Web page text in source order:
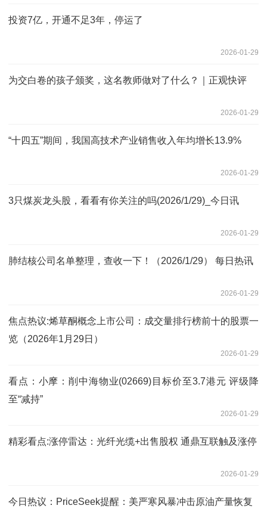
投资7亿，开通不足3年，停运了
2026-01-29
为交白卷的孩子颁奖，这名教师做对了什么？｜正观快评
2026-01-29
“十四五”期间，我国高技术产业销售收入年均增长13.9%
2026-01-29
3只煤炭龙头股，看看有你关注的吗(2026/1/29)_今日讯
2026-01-29
肺结核公司名单整理，查收一下！（2026/1/29） 每日热讯
2026-01-29
焦点热议:烯草酮概念上市公司：成交量排行榜前十的股票一
览（2026年1月29日）
2026-01-29
看点：小摩：削中海物业(02669)目标价至3.7港元 评级降
至“减持”
2026-01-29
精彩看点:涨停雷达：光纤光缆+出售股权 通鼎互联触及涨停
2026-01-29
今日热议：PriceSeek提醒：美严寒风暴冲击原油产量恢复